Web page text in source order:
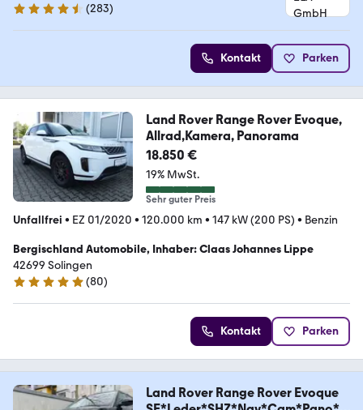
4.7 Sterne
(283)
Kontakt Parken
Land Rover Range Rover Evoque,
Allrad,Kamera, Panorama
18.850 €
19% MwSt.
Sehr guter Preis
Unfallfrei • EZ 01/2020 • 120.000 km • 147 kW (200 PS) • Benzin
Bergischland Automobile, Inhaber: Claas Johannes Lippe
42699 Solingen
4.9 Sterne
(80)
Kontakt Parken
Land Rover Range Rover Evoque